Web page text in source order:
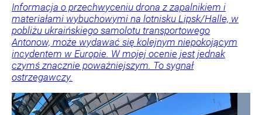
Informacja o przechwyceniu drona z zapalnikiem i
materiałami wybuchowymi na lotnisku Lipsk/Halle, w
pobliżu ukraińskiego samolotu transportowego
Antonow, może wydawać się kolejnym niepokojącym
incydentem w Europie. W mojej ocenie jest jednak
czymś znacznie poważniejszym. To sygnał
ostrzegawczy.